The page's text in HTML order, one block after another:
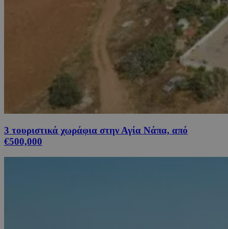
3 τουριστικά χωράφια στην Αγία Νάπα, από
€500,000